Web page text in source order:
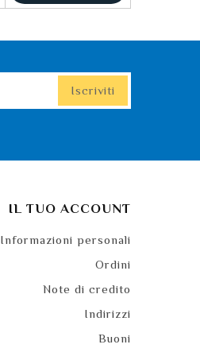
IL TUO ACCOUNT
Informazioni personali
Ordini
Note di credito
Indirizzi
Buoni